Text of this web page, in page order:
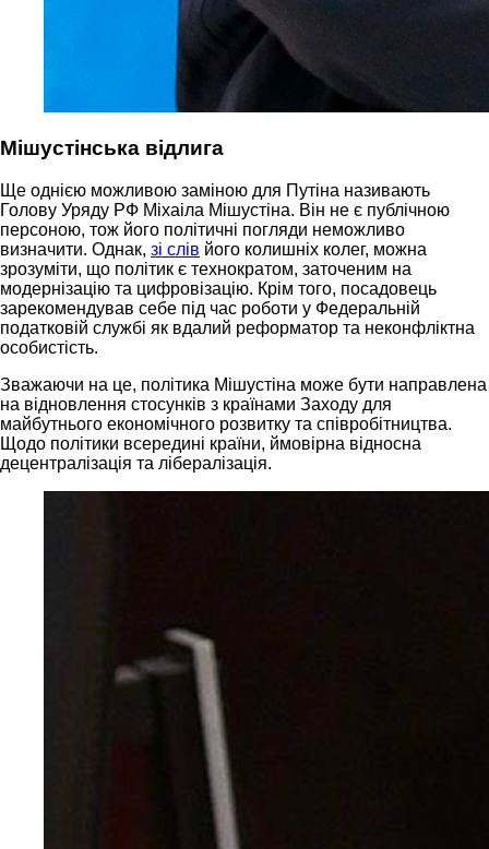
Мішустінська відлига
Ще однією можливою заміною для Путіна називають
Голову Уряду РФ Міхаіла Мішустіна. Він не є публічною
персоною, тож його політичні погляди неможливо
визначити. Однак, зі слів його колишніх колег, можна
зрозуміти, що політик є технократом, заточеним на
модернізацію та цифровізацію. Крім того, посадовець
зарекомендував себе під час роботи у Федеральній
податковій службі як вдалий реформатор та неконфліктна
особистість.
Зважаючи на це, політика Мішустіна може бути направлена
на відновлення стосунків з країнами Заходу для
майбутнього економічного розвитку та співробітництва.
Щодо політики всередині країни, ймовірна відносна
децентралізація та лібералізація.